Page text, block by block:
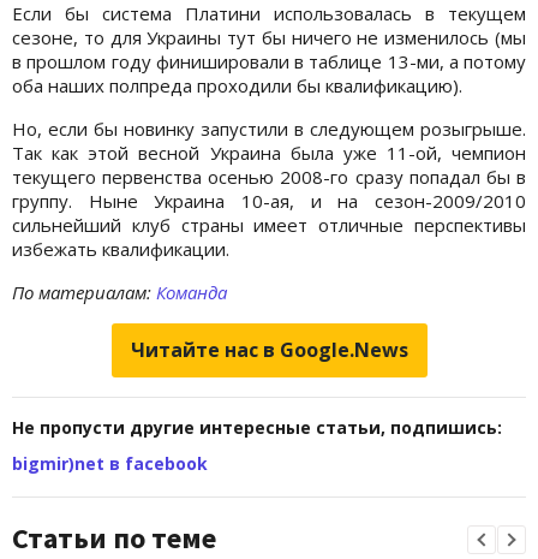
Если бы система Платини использовалась в текущем
сезоне, то для Украины тут бы ничего не изменилось (мы
в прошлом году финишировали в таблице 13-ми, а потому
оба наших полпреда проходили бы квалификацию).
Но, если бы новинку запустили в следующем розыгрыше.
Так как этой весной Украина была уже 11-ой, чемпион
текущего первенства осенью 2008-го сразу попадал бы в
группу. Ныне Украина 10-ая, и на сезон-2009/2010
сильнейший клуб страны имеет отличные перспективы
избежать квалификации.
По материалам: Команда
Читайте нас в Google.News
Не пропусти другие интересные статьи, подпишись:
bigmir)net в facebook
Статьи по теме